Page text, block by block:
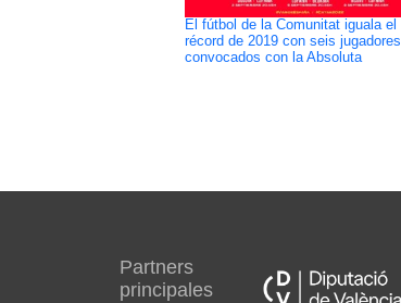
El fútbol de la Comunitat iguala el
récord de 2019 con seis jugadores
convocados con la Absoluta
Partners
principales